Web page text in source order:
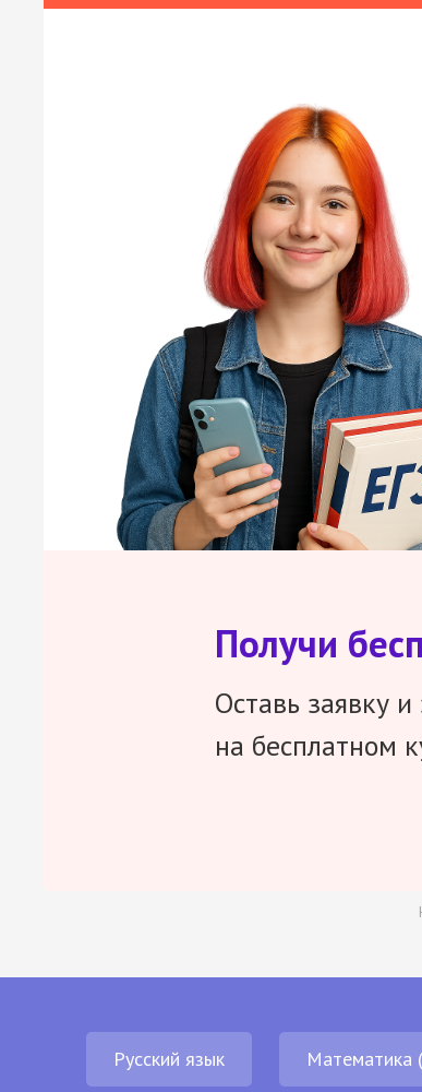
Получи
Оставь заявку
на бесплатном
Русский язык Математика